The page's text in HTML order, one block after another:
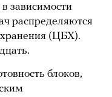
зависимости
распределяются
(ЦБХ).
блоков,